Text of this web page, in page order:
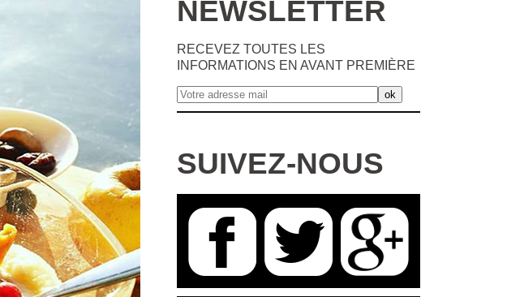
NEWSLETTER
RECEVEZ TOUTES LES
INFORMATIONS EN AVANT PREMIÈRE
SUIVEZ-NOUS